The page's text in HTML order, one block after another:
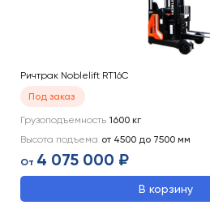
Ричтрак Noblelift RT16С
Под заказ
Грузоподъемность 1600 кг
Высота подъема от 4500 до 7500 мм
От 4 075 000 ₽
В корзину